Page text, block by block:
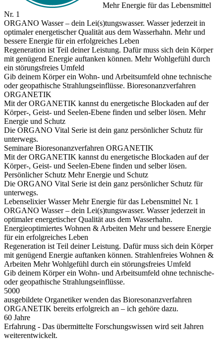
Mehr Energie für das Lebensmittel
Nr. 1
ORGANO Wasser – dein Lei(s)tungswasser. Wasser jederzeit in
optimaler energetischer Qualität aus dem Wasserhahn. Mehr und
bessere Energie für ein erfolgreiches Leben
Regeneration ist Teil deiner Leistung. Dafür muss sich dein Körper
mit genügend Energie auftanken können. Mehr Wohlgefühl durch
ein störungsfreies Umfeld
Gib deinem Körper ein Wohn- und Arbeitsumfeld ohne technische
oder geopathische Strahlungseinflüsse. Bioresonanzverfahren
ORGANETIK
Mit der ORGANETIK kannst du energetische Blockaden auf der
Körper-, Geist- und Seelen-Ebene finden und selber lösen. Mehr
Energie und Schutz
Die ORGANO Vital Serie ist dein ganz persönlicher Schutz für
unterwegs.
Seminare Bioresonanzverfahren ORGANETIK
Mit der ORGANETIK kannst du energetische Blockaden auf der
Körper-, Geist- und Seelen-Ebene finden und selber lösen.
Persönlicher Schutz Mehr Energie und Schutz
Die ORGANO Vital Serie ist dein ganz persönlicher Schutz für
unterwegs.
Lebenselixier Wasser Mehr Energie für das Lebensmittel Nr. 1
ORGANO Wasser – dein Lei(s)tungswasser. Wasser jederzeit in
optimaler energetischer Qualität aus dem Wasserhahn.
Energieoptimiertes Wohnen & Arbeiten Mehr und bessere Energie
für ein erfolgreiches Leben
Regeneration ist Teil deiner Leistung. Dafür muss sich dein Körper
mit genügend Energie auftanken können. Strahlenfreies Wohnen &
Arbeiten Mehr Wohlgefühl durch ein störungsfreies Umfeld
Gib deinem Körper ein Wohn- und Arbeitsumfeld ohne technische-
oder geopathische Strahlungseinflüsse.
5000
ausgebildete Organetiker wenden das Bioresonanzverfahren
ORGANETIK bereits erfolgreich an – ich gehöre dazu.
60 Jahre
Erfahrung - Das übermittelte Forschungswissen wird seit Jahren
weiterentwickelt.